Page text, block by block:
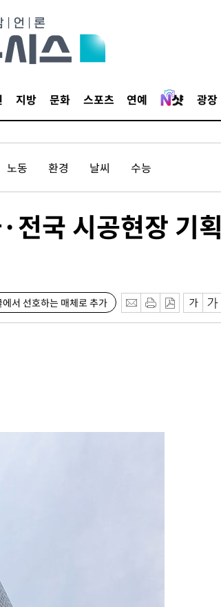
지방 문화 스포츠 연예 광장
노동 환경 날씨 수능
전국 시공현장 기획
에서 선호하는 매체로 추가